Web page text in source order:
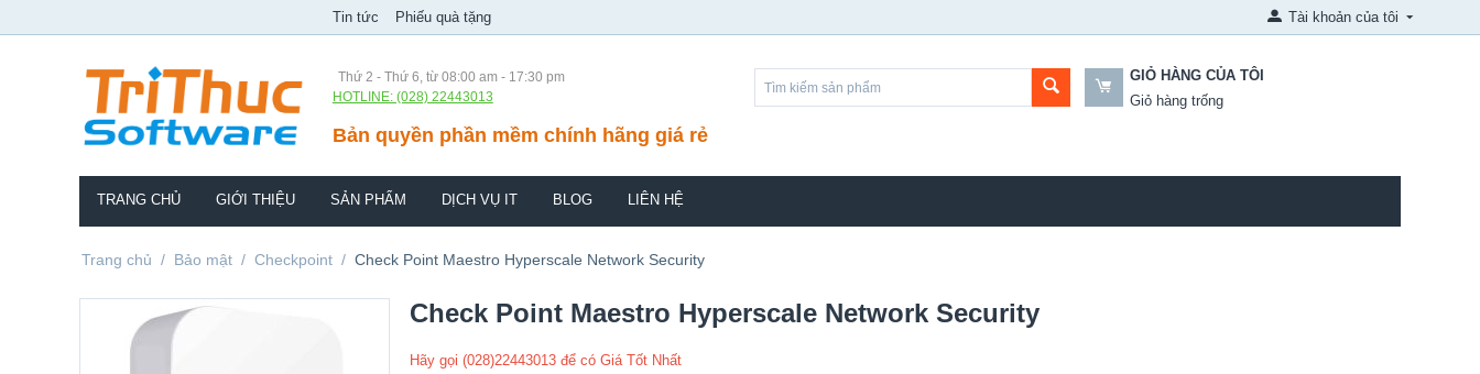
Tin tức Phiếu quà tặng Tài khoản của tôi
Thứ 2 - Thứ 6, từ 08:00 am - 17:30 pm
HOTLINE: (028) 22443013
Bản quyền phần mềm chính hãng giá rẻ
GIỎ HÀNG CỦA TÔI
Giỏ hàng trống
TRANG CHỦ GIỚI THIỆU SẢN PHẨM DỊCH VỤ IT BLOG LIÊN HỆ
Trang chủ / Bảo mật / Checkpoint / Check Point Maestro Hyperscale Network Security
Check Point Maestro Hyperscale Network Security
Hãy gọi (028)22443013 để có Giá Tốt Nhất